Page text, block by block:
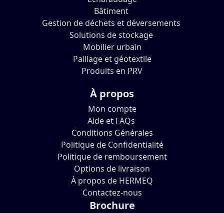
Bâtiment
Gestion de déchets et déversements
Solutions de stockage
Mobilier urbain
Paillage et géotextile
Produits en PRV
À propos
Mon compte
Aide et FAQs
Conditions Générales
Politique de Confidentialité
Politique de remboursement
Options de livraison
À propos de HERMEQ
Contactez-nous
Brochure